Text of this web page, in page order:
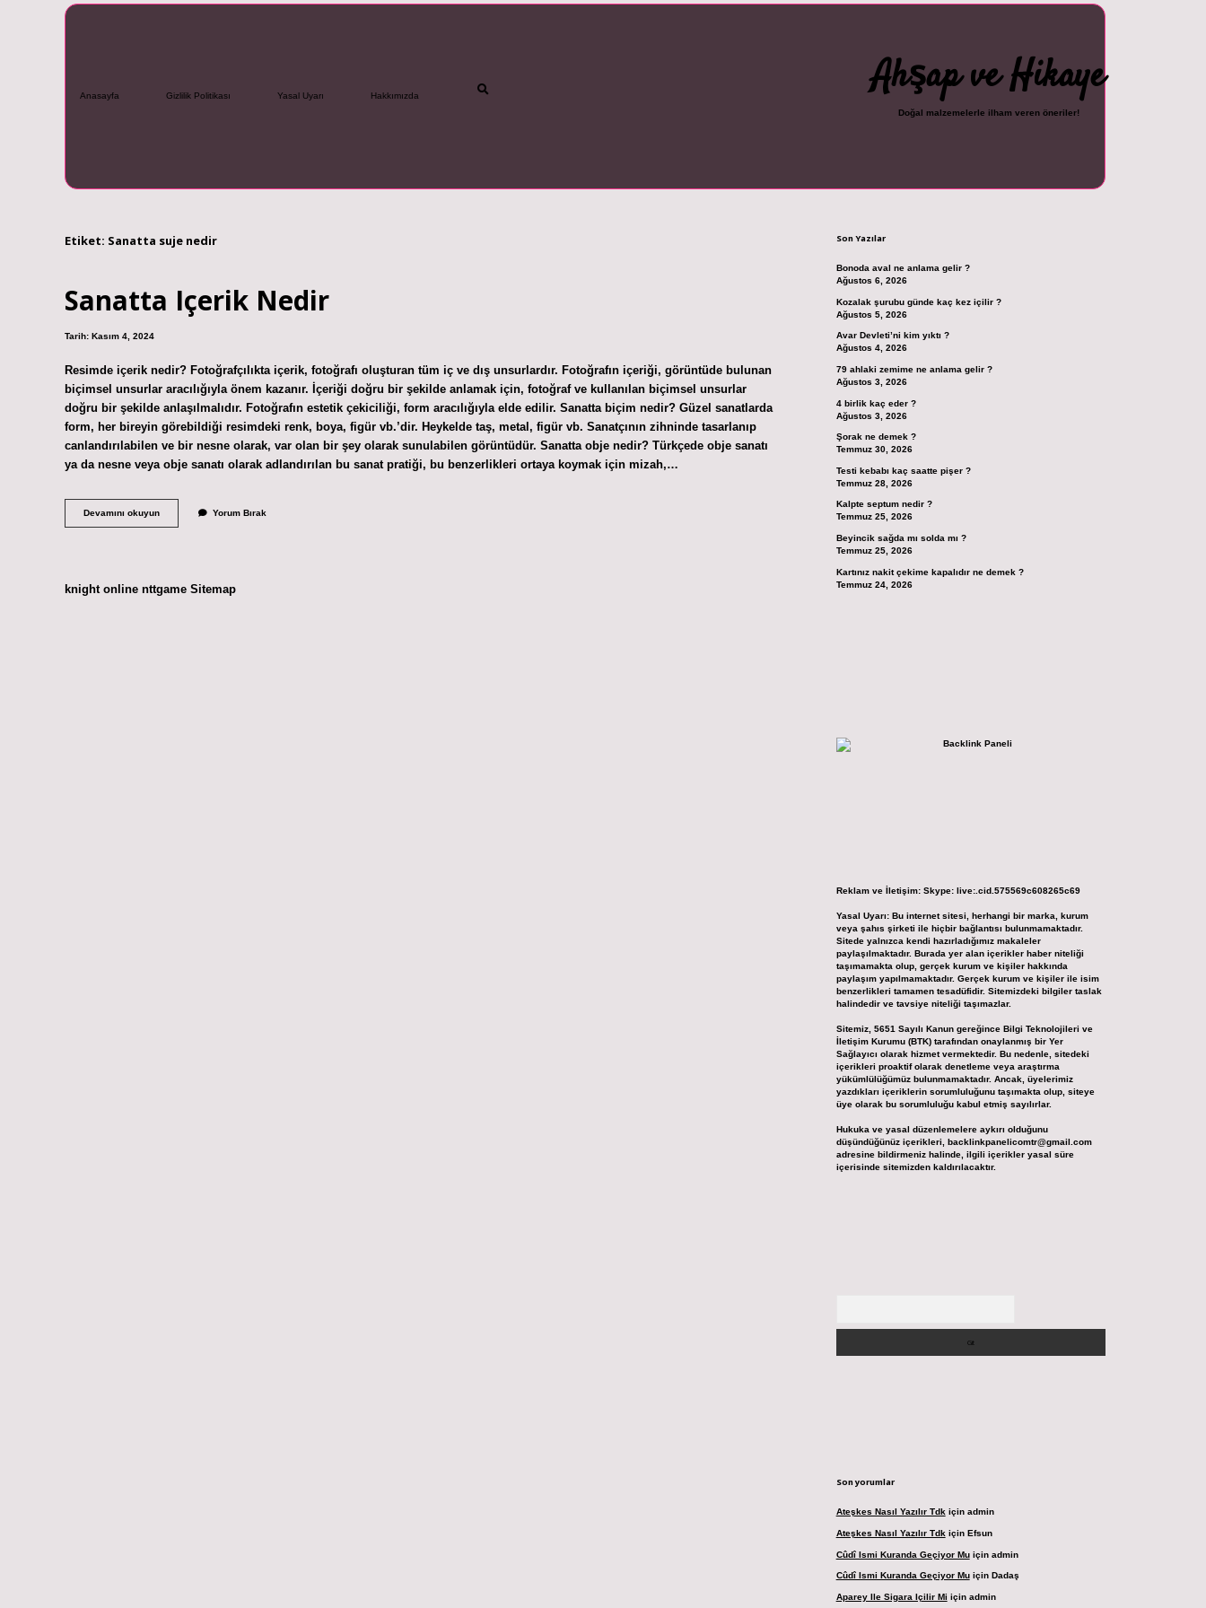
Anasayfa Gizlilik Politikası Yasal Uyarı Hakkımızda Ahşap ve Hikaye
Doğal malzemelerle ilham veren öneriler!
Etiket: Sanatta suje nedir
Sanatta Içerik Nedir
Tarih: Kasım 4, 2024
Resimde içerik nedir? Fotoğrafçılıkta içerik, fotoğrafı oluşturan tüm iç ve dış unsurlardır. Fotoğrafın içeriği, görüntüde bulunan
biçimsel unsurlar aracılığıyla önem kazanır. İçeriği doğru bir şekilde anlamak için, fotoğraf ve kullanılan biçimsel unsurlar
doğru bir şekilde anlaşılmalıdır. Fotoğrafın estetik çekiciliği, form aracılığıyla elde edilir. Sanatta biçim nedir? Güzel sanatlarda
form, her bireyin görebildiği resimdeki renk, boya, figür vb.’dir. Heykelde taş, metal, figür vb. Sanatçının zihninde tasarlanıp
canlandırılabilen ve bir nesne olarak, var olan bir şey olarak sunulabilen görüntüdür. Sanatta obje nedir? Türkçede obje sanatı
ya da nesne veya obje sanatı olarak adlandırılan bu sanat pratiği, bu benzerlikleri ortaya koymak için mizah,…
Devamını okuyunSanatta
Içerik
Yorum Bırak
knight online nttgame Sitemap
Son Yazılar
Bonoda aval ne anlama gelir ?
Ağustos 6, 2026
Kozalak şurubu günde kaç kez içilir ?
Ağustos 5, 2026
Avar Devleti’ni kim yıktı ?
Ağustos 4, 2026
79 ahlaki zemime ne anlama gelir ?
Ağustos 3, 2026
4 birlik kaç eder ?
Ağustos 3, 2026
Şorak ne demek ?
Temmuz 30, 2026
Testi kebabı kaç saatte pişer ?
Temmuz 28, 2026
Kalpte septum nedir ?
Temmuz 25, 2026
Beyincik sağda mı solda mı ?
Temmuz 25, 2026
Kartınız nakit çekime kapalıdır ne demek ?
Temmuz 24, 2026
Reklam ve İletişim: Skype: live:.cid.575569c608265c69
Yasal Uyarı: Bu internet sitesi, herhangi bir marka, kurum
veya şahıs şirketi ile hiçbir bağlantısı bulunmamaktadır.
Sitede yalnızca kendi hazırladığımız makaleler
paylaşılmaktadır. Burada yer alan içerikler haber niteliği
taşımamakta olup, gerçek kurum ve kişiler hakkında
paylaşım yapılmamaktadır. Gerçek kurum ve kişiler ile isim
benzerlikleri tamamen tesadüfidir. Sitemizdeki bilgiler taslak
halindedir ve tavsiye niteliği taşımazlar.
Sitemiz, 5651 Sayılı Kanun gereğince Bilgi Teknolojileri ve
İletişim Kurumu (BTK) tarafından onaylanmış bir Yer
Sağlayıcı olarak hizmet vermektedir. Bu nedenle, sitedeki
içerikleri proaktif olarak denetleme veya araştırma
yükümlülüğümüz bulunmamaktadır. Ancak, üyelerimiz
yazdıkları içeriklerin sorumluluğunu taşımakta olup, siteye
üye olarak bu sorumluluğu kabul etmiş sayılırlar.
Hukuka ve yasal düzenlemelere aykırı olduğunu
düşündüğünüz içerikleri, backlinkpanelicomtr@gmail.com
adresine bildirmeniz halinde, ilgili içerikler yasal süre
içerisinde sitemizden kaldırılacaktır.
Son yorumlar
Ateşkes Nasıl Yazılır Tdkiçin admin
Ateşkes Nasıl Yazılır Tdk için Efsun
Cûdî Ismi Kuranda Geçiyor Muiçin admin
Cûdî Ismi Kuranda Geçiyor Muiçin Dadaş
Aparey Ile Sigara Içilir Mi için admin